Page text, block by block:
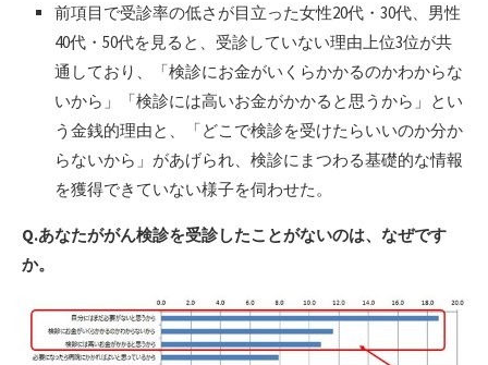
前項目で受診率の低さが目立った女性20代・30代、男性
40代・50代を見ると、受診していない理由上位3位が共
通しており、「検診にお金がいくらかかるのかわからな
いから」「検診には高いお金がかかると思うから」とい
う金銭的理由と、「どこで検診を受けたらいいのか分か
らないから」があげられ、検診にまつわる基礎的な情報
を獲得できていない様子を伺わせた。
Q.あなたががん検診を受診したことがないのは、なぜです
か。